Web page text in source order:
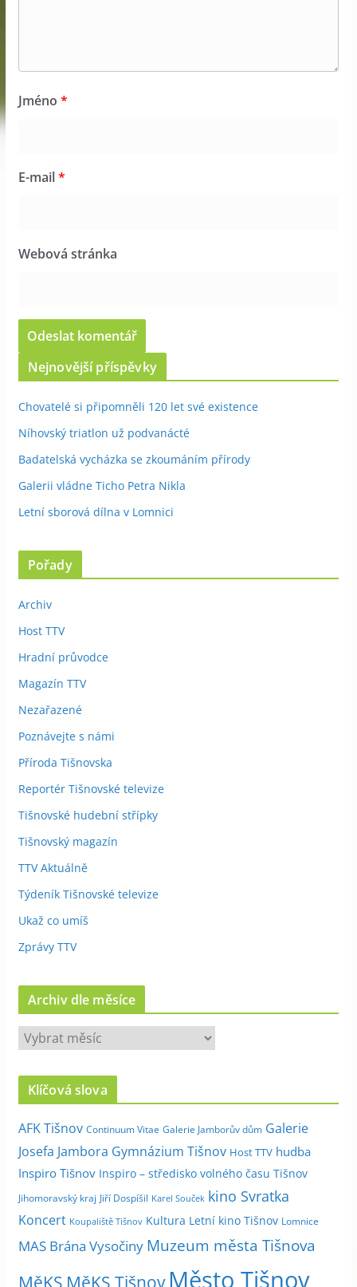
Jméno *
E-mail*
Webová stránka
Nejnovější příspěvky
Chovatelé si připomněli 120 let své existence
Níhovský triatlon už podvanácté
Badatelská vycházka se zkoumáním přírody
Galerii vládne Ticho Petra Nikla
Letní sborová dílna v Lomnici
Pořady
Archiv
Host TTV
Hradní průvodce
Magazín TTV
Nezařazené
Poznávejte s námi
Příroda Tišnovska
Reportér Tišnovské televize
Tišnovské hudební střípky
Tišnovský magazín
TTV Aktuálně
Týdeník Tišnovské televize
Ukaž co umíš
Zprávy TTV
Archiv dle měsíce
A
c
v
d
l
e
m
s
í
Klíčová slova
AFK Tišnov Continuum Vitae Galerie Jamborův dům Galerie
Josefa Jambora Gymnázium Tišnov Host TTV hudba
Inspiro Tišnov Inspiro – středisko volného času Tišnov
Jihomoravský kraj Jiří Dospíšil Karel Souček kino Svratka
Koncert Koupaliště Tišnov Kultura Letní kino Tišnov Lomnice
MAS Brána Vysočiny Muzeum města Tišnova
Město Tišnov